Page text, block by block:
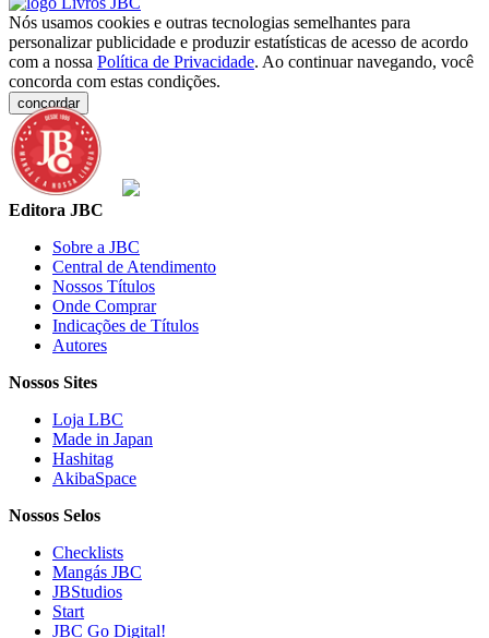
Nós usamos cookies e outras tecnologias semelhantes para
personalizar publicidade e produzir estatísticas de acesso de acordo
com a nossa Política de Privacidade. Ao continuar navegando, você
concorda com estas condições.
concordar
Editora JBC
Sobre a JBC
Central de Atendimento
Nossos Títulos
Onde Comprar
Indicações de Títulos
Autores
Nossos Sites
Loja LBC
Made in Japan
Hashitag
AkibaSpace
Nossos Selos
Checklists
Mangás JBC
JBStudios
Start
JBC Go Digital!